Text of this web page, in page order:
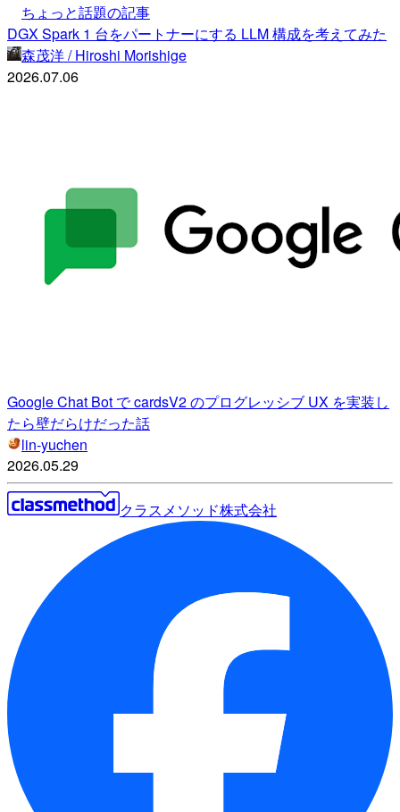
ちょっと話題の記事
DGX Spark 1 台をパートナーにする LLM 構成を考えてみた
森茂洋 / Hiroshi Morishige
2026.07.06
Google Chat Bot で cardsV2 のプログレッシブ UX を実装し
たら壁だらけだった話
lin-yuchen
2026.05.29
クラスメソッド株式会社